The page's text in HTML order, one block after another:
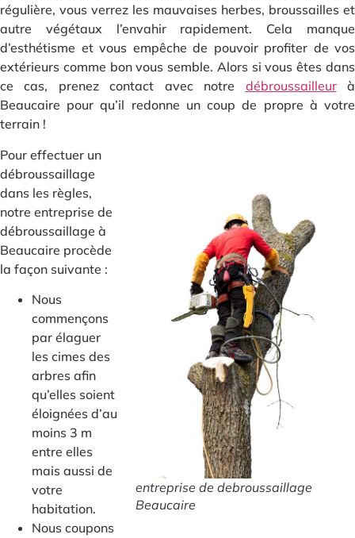
régulière, vous verrez les mauvaises herbes, broussailles et
autre végétaux l’envahir rapidement. Cela manque
d’esthétisme et vous empêche de pouvoir profiter de vos
extérieurs comme bon vous semble. Alors si vous êtes dans
ce cas, prenez contact avec notre débroussailleurà
Beaucaire pour qu’il redonne un coup de propre à votre
terrain !
entreprise de debroussaillage
Beaucaire
Pour effectuer un
débroussaillage
dans les règles,
notre entreprise de
débroussaillage à
Beaucaire procède
la façon suivante :
Nous
commençons
par élaguer
les cimes des
arbres afin
qu’elles soient
éloignées d’au
moins 3 m
entre elles
mais aussi de
votre
habitation.
Nous coupons